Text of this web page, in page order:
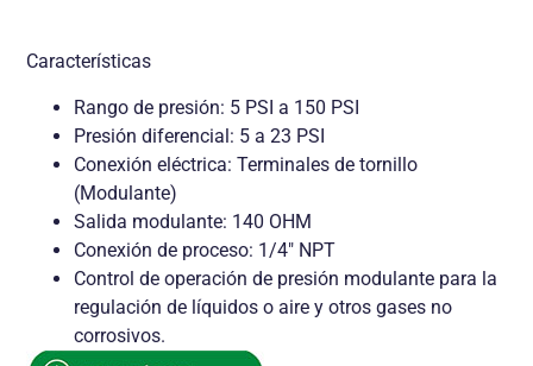
Características
Rango de presión: 5 PSI a 150 PSI
Presión diferencial: 5 a 23 PSI
Conexión eléctrica: Terminales de tornillo
(Modulante)
Salida modulante: 140 OHM
Conexión de proceso: 1/4″ NPT
Control de operación de presión modulante para la
regulación de líquidos o aire y otros gases no
corrosivos.